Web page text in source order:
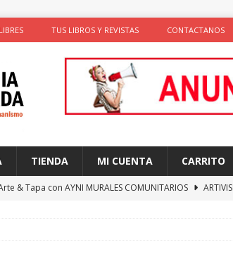
TUS LIBROS Y REVISTAS CONTACTANOS
TIENDA MI CUENTA CARRITO
& Tapa con AYNI MURALES COMUNITARIOS
parte)